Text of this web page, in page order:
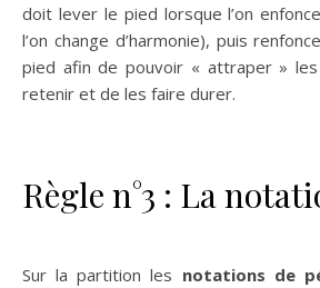
doit lever le pied lorsque l’on
l’on change d’harmonie), puis
pied afin de pouvoir « attraper »
retenir et de les faire durer.
Règle n°3 : La
Sur la partition les notations de